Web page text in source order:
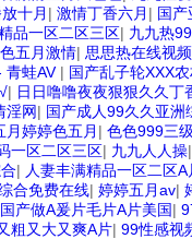
十月 | 激情丁香六月 | 国产
品一区二区三区| 九九热
五月激情| 思思热在线视
青蛙AV | 国产乱子轮XXX
| 日日噜噜夜夜狠狠久久丁
淫网| 国产成人99久久亚洲
月婷婷色五月 | 色色999三
一区二区三区| 九九人人操
| 人妻丰满精品一区二区A
合免费在线| 婷婷五月av|
国产做A爰片毛片A片美国|
粗又大又爽A片| 99性感视